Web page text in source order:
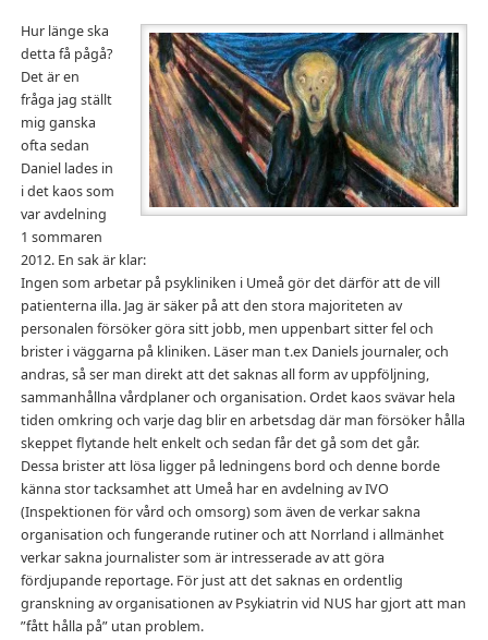
Hur länge ska
detta få pågå?
Det är en
fråga jag ställt
mig ganska
ofta sedan
Daniel lades in
i det kaos som
var avdelning
1 sommaren
2012. En sak är klar:
Ingen som arbetar på psykliniken i Umeå gör det därför att de vill
patienterna illa. Jag är säker på att den stora majoriteten av
personalen försöker göra sitt jobb, men uppenbart sitter fel och
brister i väggarna på kliniken. Läser man t.ex Daniels journaler, och
andras, så ser man direkt att det saknas all form av uppföljning,
sammanhållna vårdplaner och organisation. Ordet kaos svävar hela
tiden omkring och varje dag blir en arbetsdag där man försöker hålla
skeppet flytande helt enkelt och sedan får det gå som det går.
Dessa brister att lösa ligger på ledningens bord och denne borde
känna stor tacksamhet att Umeå har en avdelning av IVO
(Inspektionen för vård och omsorg) som även de verkar sakna
organisation och fungerande rutiner och att Norrland i allmänhet
verkar sakna journalister som är intresserade av att göra
fördjupande reportage. För just att det saknas en ordentlig
granskning av organisationen av Psykiatrin vid NUS har gjort att man
”fått hålla på” utan problem.